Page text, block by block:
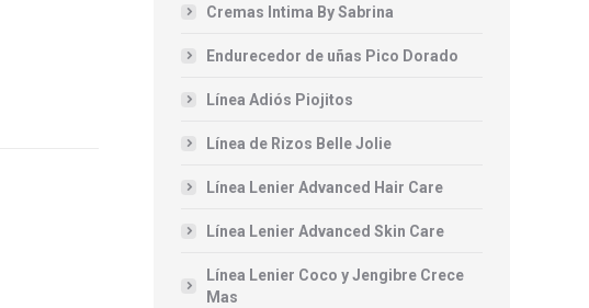
Cremas Intima By Sabrina
Endurecedor de uñas Pico Dorado
Línea Adiós Piojitos
Línea de Rizos Belle Jolie
Línea Lenier Advanced Hair Care
Línea Lenier Advanced Skin Care
Línea Lenier Coco y Jengibre Crece
Mas